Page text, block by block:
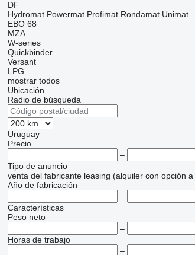
DF
Hydromat Powermat Profimat Rondamat Unimat
EBO 68
MZA
W-series
Quickbinder
Versant
LPG
mostrar todos
Ubicación
Radio de búsqueda
Uruguay
Precio
–
Tipo de anuncio
venta del fabricante leasing (alquiler con opción
Año de fabricación
–
Características
Peso neto
–
Horas de trabajo
–